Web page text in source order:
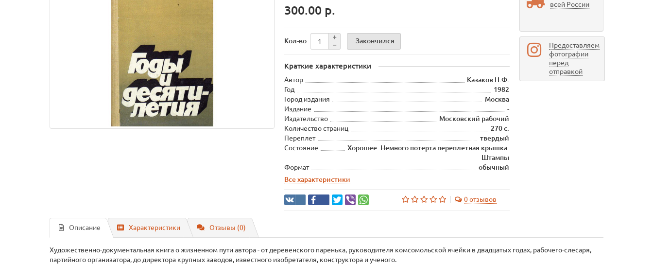
300.00 р.
Кол-во Закончился
Краткие характеристики
Автор
Казаков Н.Ф.
Год
1982
Город издания
Москва
Издание
-
Издательство
Московский рабочий
Количество страниц
270 с.
Переплет
твердый
Состояние
Хорошее. Немного потерта переплетная крышка.
Штампы
Формат
обычный
Все характеристики
0 отзывов
всей России
Предоставляем
фотографии
перед
отправкой
Описание Характеристики Отзывы (0)
Художественно-документальная книга о жизненном пути автора - от деревенского паренька, руководителя комсомольской ячейки в двадцатых годах, рабочего-слесаря,
партийного организатора, до директора крупных заводов, известного изобретателя, конструктора и ученого.